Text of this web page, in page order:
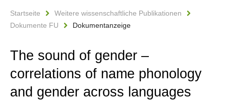
Startseite
Weitere wissenschaftliche Publikationen
Dokumente FU
Dokumentanzeige
The sound of gender –
correlations of name phonology
and gender across languages